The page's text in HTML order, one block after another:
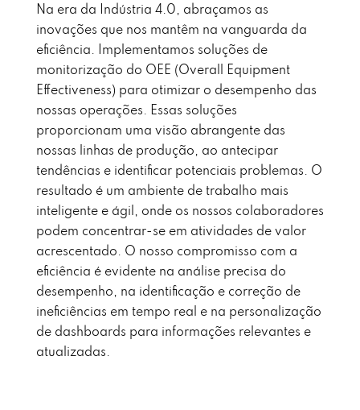
Na era da Indústria 4.0, abraçamos as
inovações que nos mantêm na vanguarda da
eficiência. Implementamos soluções de
monitorização do OEE (Overall Equipment
Effectiveness) para otimizar o desempenho das
nossas operações. Essas soluções
proporcionam uma visão abrangente das
nossas linhas de produção, ao antecipar
tendências e identificar potenciais problemas. O
resultado é um ambiente de trabalho mais
inteligente e ágil, onde os nossos colaboradores
podem concentrar-se em atividades de valor
acrescentado. O nosso compromisso com a
eficiência é evidente na análise precisa do
desempenho, na identificação e correção de
ineficiências em tempo real e na personalização
de dashboards para informações relevantes e
atualizadas.